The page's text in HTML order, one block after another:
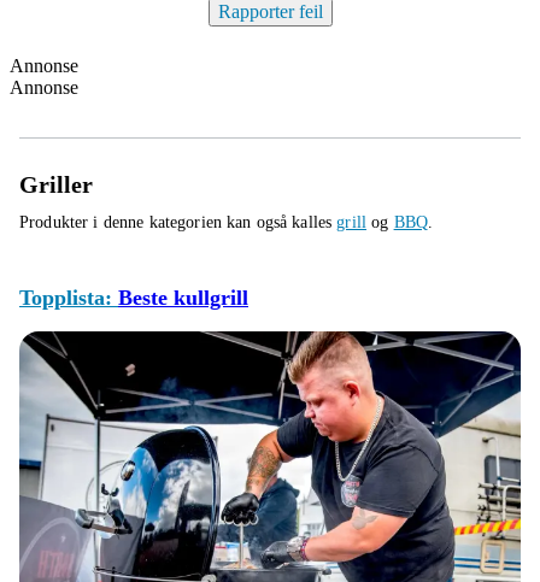
Rapporter feil
Annonse
Annonse
Griller
Produkter i denne kategorien kan også kallesgrill og BBQ.
Topplista: Beste kullgrill